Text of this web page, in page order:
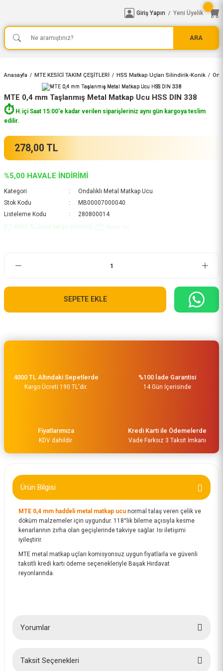
ARA
Giriş Yapın / Yeni Üyelik
Anasayfa MTE KESİCİ TAKIM ÇEŞİTLERİ HSS Matkap Uçları Silindirik-Konik
MTE 0,4 mm Taşlanmış Metal Matkap Ucu HSS DIN 338
⏱️H.içi Saat 15:00'e kadar verilen siparişleriniz aynı gün kargoya teslim
edilir.
278,00 TL
%5,00 HAVALE İNDİRİMİ
Kategori
Ondalıklı Metal Matkap Ucu
Stok Kodu
MB00007000040
Listeleme Kodu
280800014
SEPETE EKLE
4000 TL Altındaki Sepetlerde
Kargo Ücreti 190 TL'dir.
%100 İade Garantisi
14 Gün İçerisinde
Fiyatlarımıza
KDV dahildir.
Kredi Karti ile Ödemelerde
Vade Farksız 3 Taksit İmkanı
Ürün Bilgisi
MTE 0,4 mm haddeli metal matkap ucu normal talaş veren çelik ve
döküm malzemeler için uygundur. 118°lik bileme açısıyla kesme
kenarlarının zırha olan geçişlerinde takviye sağlar. Isı iletişimi
iyileştirir.
MTE metal matkap uçları komisyonsuz uygun fiyatlarla ve güvenli
taksitli kredi kartı ödeme seçenekleriyle Başak Hırdavat
reyonlarında.
Yorumlar
Taksit Seçenekleri